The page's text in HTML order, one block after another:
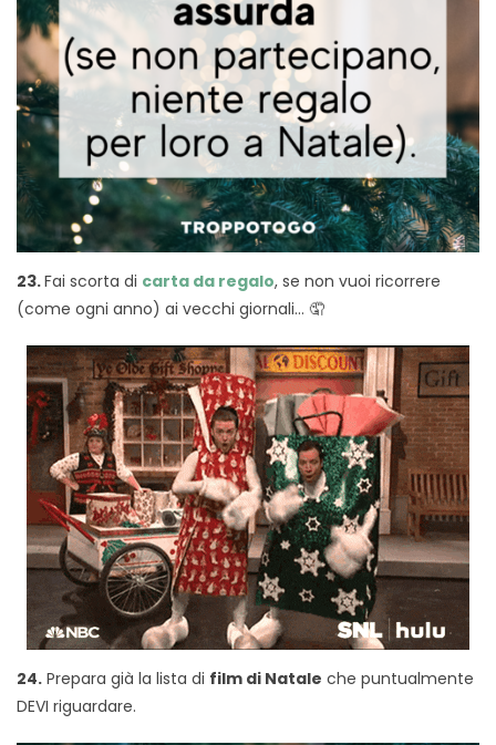
23.Fai scorta di carta da regalo, se non vuoi ricorrere
(come ogni anno) ai vecchi giornali… 🤦
24. Prepara già la lista di film di Natale che puntualmente
DEVI riguardare.